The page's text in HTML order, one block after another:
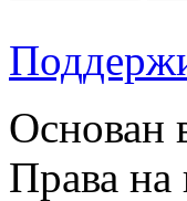
Основан
Права на